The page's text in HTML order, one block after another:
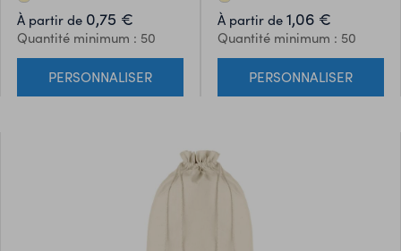
À partir de 0,75 €
Quantité minimum : 50
PERSONNALISER
À partir de 1,06 €
Quantité minimum : 50
PERSONNALISER